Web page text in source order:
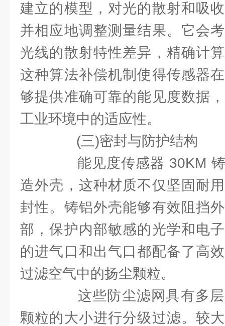
建立的模型，对光的散射和吸
并相应地调整测量结果。它会
光线的散射特性差异，精确计
这种算法补偿机制使得传感器
够提供准确可靠的能见度数据
工业环境中的适应性。
(三)密封与防护结构
能见度传感器 30KM 铸
造外壳，这种材质不仅坚固耐
封性。铸铝外壳能够有效阻挡
部，保护内部敏感的光学和电
的进气口和出气口都配备了高
过滤空气中的扬尘颗粒。
这些防尘滤网具有多层
颗粒的大小进行分级过滤。较